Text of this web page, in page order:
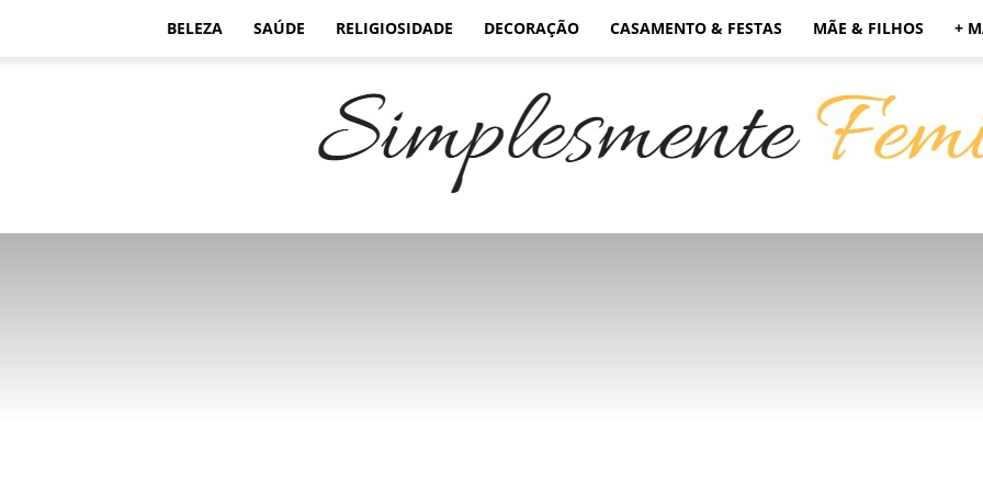
BELEZA SAÚDE RELIGIOSIDADE DECORAÇÃO CASAMENTO & FESTAS MÃE & FILHOS +